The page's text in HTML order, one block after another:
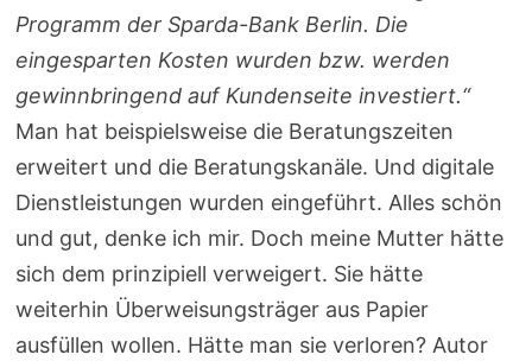
Programm der Sparda-Bank Berlin. Die
eingesparten Kosten wurden bzw. werden
gewinnbringend auf Kundenseite investiert.“
Man hat beispielsweise die Beratungszeiten
erweitert und die Beratungskanäle. Und digitale
Dienstleistungen wurden eingeführt. Alles schön
und gut, denke ich mir. Doch meine Mutter hätte
sich dem prinzipiell verweigert. Sie hätte
weiterhin Überweisungsträger aus Papier
ausfüllen wollen. Hätte man sie verloren? Autor